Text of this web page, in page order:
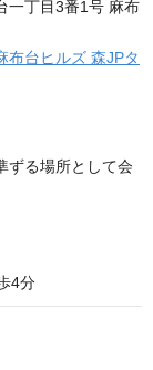
台ヒルズ 森JPタ
ずる場所として会
4分